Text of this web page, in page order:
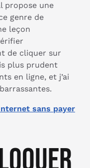
propose une
genre de
leçon
de cliquer sur
plus prudent
en ligne, et j’ai
sans payer